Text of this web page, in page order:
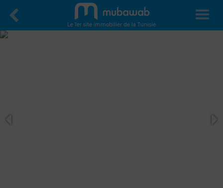
Le 1er site immobilier de la Tunisie